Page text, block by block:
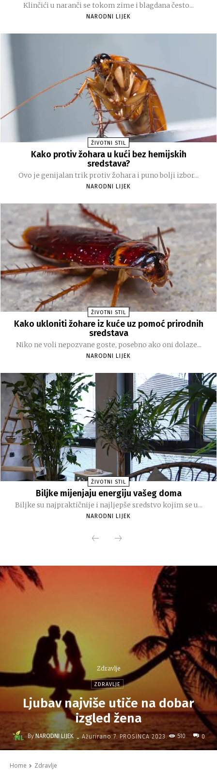
Klinčići u naranči se tokom zime i blagdana često...
NARODNI LIJEK
ŽIVOTNI STIL
Kako protiv žohara u kući bez hemijskih
sredstava?
Ovo je genijalan trik protiv žohara i puno bolji izbor...
NARODNI LIJEK
ŽIVOTNI STIL
Kako ukloniti žohare iz kuće uz pomoć prirodnih
sredstava
Niko ne voli nepozvane goste, posebno ako oni dolaze...
NARODNI LIJEK
ŽIVOTNI STIL
Biljke mijenjaju energiju vašeg doma
Biljke su najpraktičnije i najljepše sredstvo kojim se u...
NARODNI LIJEK